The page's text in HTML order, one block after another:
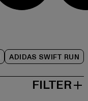
ADIDAS SWIFT RUN
FILTER